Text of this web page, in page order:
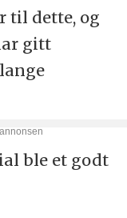
til dette, og
gitt
ble et godt